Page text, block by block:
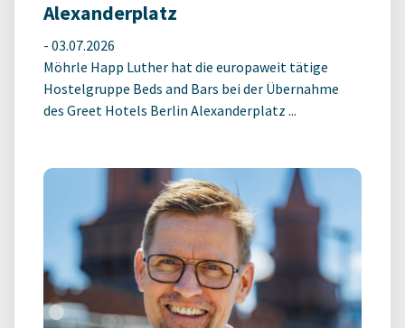
Alexanderplatz
- 03.07.2026
Möhrle Happ Luther hat die europaweit tätige
Hostelgruppe Beds and Bars bei der Übernahme
des Greet Hotels Berlin Alexanderplatz ...